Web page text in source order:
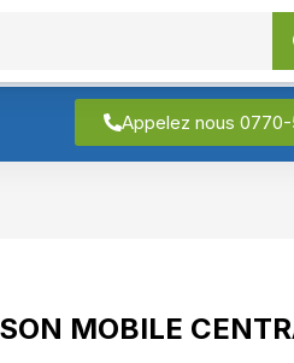
Appelez nous
MOBILE